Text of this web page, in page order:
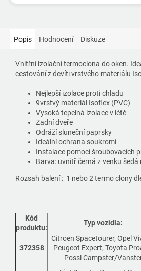
Popis Hodnocení Diskuze
Vnitřní izolační termoclona do oken.
cestování z devíti vrstvého materiálu
Nejlepší izolace proti chladu
9vrstvý materiál Isoflex (PVC)
Vysoká tepelná izolace v létě
Zadní dveře
Odráží sluneční paprsky
Ideální ochrana soukromí
Instalace pomocí šroubovacích
Barva: uvnitř černá z venku šedá
Rozsah balení : 1 nebo 2 termo clony
Kód
produktu:
Typ vozidla:
372358
Citroen Spacetourer, Opel
Peugeot Expert, Toyota
Possl Campster/